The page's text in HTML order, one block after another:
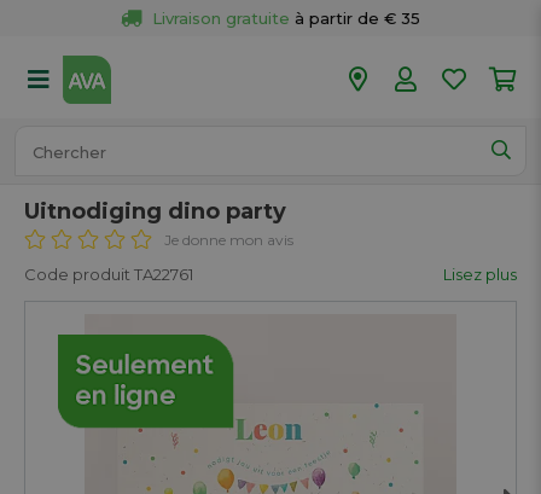
Livraison gratuite à partir de € 35
50 magasins
Uitnodiging dino party
Je donne mon avis
Code produit TA22761 Lisez plus